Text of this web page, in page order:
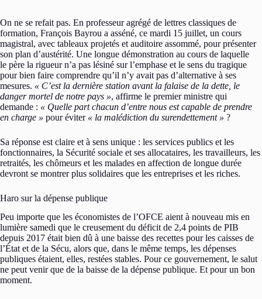
On ne se refait pas. En professeur agrégé de lettres classiques de
formation, François Bayrou a asséné, ce mardi 15 juillet, un cours
magistral, avec tableaux projetés et auditoire assommé, pour présenter
son plan d’austérité. Une longue démonstration au cours de laquelle
le père la rigueur n’a pas lésiné sur l’emphase et le sens du tragique
pour bien faire comprendre qu’il n’y avait pas d’alternative à ses
mesures. « C’est la dernière station avant la falaise de la dette, le
danger mortel de notre pays », affirme le premier ministre qui
demande : « Quelle part chacun d’entre nous est capable de prendre
en charge » pour éviter « la malédiction du surendettement » ?
Sa réponse est claire et à sens unique : les services publics et les
fonctionnaires, la Sécurité sociale et ses allocataires, les travailleurs, les
retraités, les chômeurs et les malades en affection de longue durée
devront se montrer plus solidaires que les entreprises et les riches.
Haro sur la dépense publique
Peu importe que les économistes de l’OFCE aient à nouveau mis en
lumière samedi que le creusement du déficit de 2,4 points de PIB
depuis 2017 était bien dû à une baisse des recettes pour les caisses de
l’État et de la Sécu, alors que, dans le même temps, les dépenses
publiques étaient, elles, restées stables. Pour ce gouvernement, le salut
ne peut venir que de la baisse de la dépense publique. Et pour un bon
moment.